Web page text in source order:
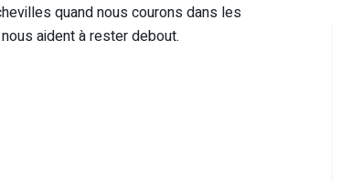
quand nous courons dans les
aident à rester debout.